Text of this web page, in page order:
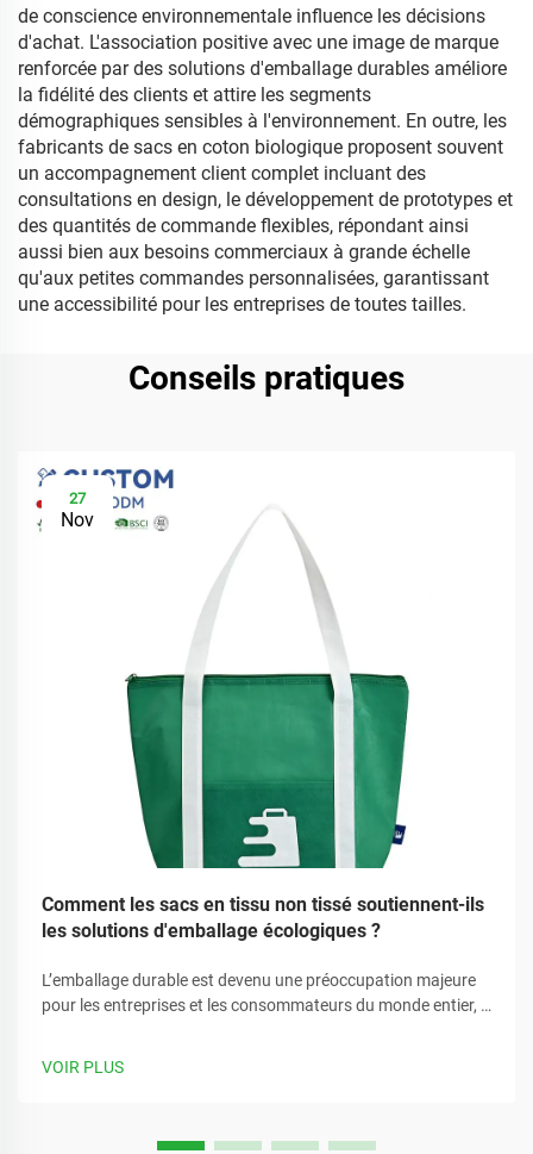
de conscience environnementale influence les décisions
d'achat. L'association positive avec une image de marque
renforcée par des solutions d'emballage durables améliore
la fidélité des clients et attire les segments
démographiques sensibles à l'environnement. En outre, les
fabricants de sacs en coton biologique proposent souvent
un accompagnement client complet incluant des
consultations en design, le développement de prototypes et
des quantités de commande flexibles, répondant ainsi
aussi bien aux besoins commerciaux à grande échelle
qu'aux petites commandes personnalisées, garantissant
une accessibilité pour les entreprises de toutes tailles.
Conseils pratiques
27
Nov
Comment les sacs en tissu non tissé soutiennent-ils
les solutions d'emballage écologiques ?
L’emballage durable est devenu une préoccupation majeure
pour les entreprises et les consommateurs du monde entier, à
VOIR PLUS